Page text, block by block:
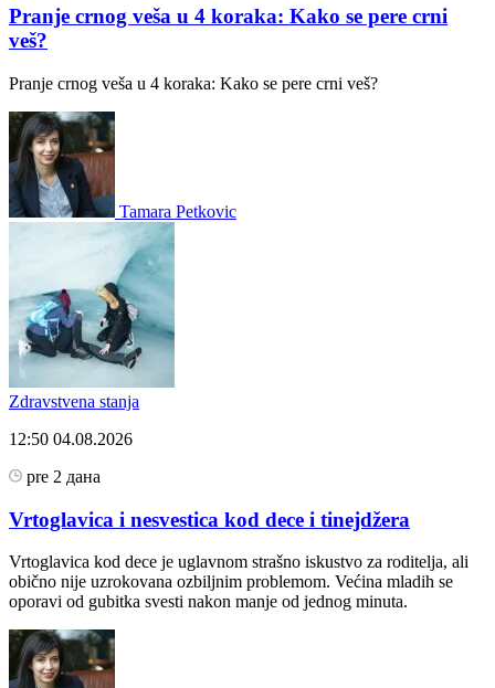
Pranje crnog veša u 4 koraka: Kako se pere crni
veš?
Pranje crnog veša u 4 koraka: Kako se pere crni veš?
Tamara Petkovic
Zdravstvena stanja
12:50 04.08.2026
pre 2 дана
Vrtoglavica i nesvestica kod dece i tinejdžera
Vrtoglavica kod dece je uglavnom strašno iskustvo za roditelja, ali
obično nije uzrokovana ozbiljnim problemom. Većina mladih se
oporavi od gubitka svesti nakon manje od jednog minuta.